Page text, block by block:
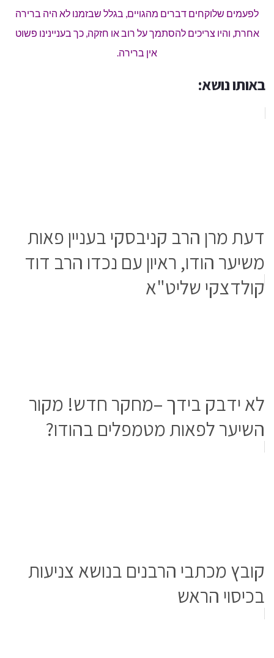
לפעמים שלוקחים דברים מהגויים, בגלל שבזמנו לא היה ברירה
אחרת, והיו צריכים להסתמך על רוב או חזקה, כך בעניינינו פשוט
אין ברירה.
באותו נושא:
דעת מרן הרב קניבסקי בעניין פאות
משיער הודו, ראיון עם נכדו הרב דוד
קולדצקי שליט"א
לא ידבק בידך –מחקר חדש! מקור
השיער לפאות מטמפלים בהודו?
קובץ מכתבי הרבנים בנושא צניעות
בכיסוי הראש